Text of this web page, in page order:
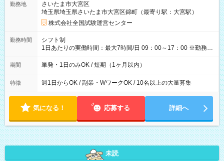
例】 ・河合塾模擬試験 8:30～17:30（休憩1時間） 時給1,300円
×8時間＝日収10,400円＋交通費 ※当日の役割により時給＋100
円の場合あり ・国家試験 7:00～13:30（休憩なし） 時給1,300
円（役割手当＋100円）×6時間＝日収8,400円＋交通費 【試用期
間】試用期間なし
勤務地
さいたま市大宮区
埼玉県埼玉県さいたま市大宮区錦町（最寄り駅：大宮駅）
株式会社全国試験運営センター
勤務時間
シフト制
1日あたりの実働時間：最大7時間/日 09：00～17：00 ※勤務時
間は 試験により異なります。
期間 単発・1日のみOK / 短期（1ヶ月以内）
特徴 週1日からOK / 副業・WワークOK / 10名以上の大量募集
気になる！ 応募する 詳細へ
未読